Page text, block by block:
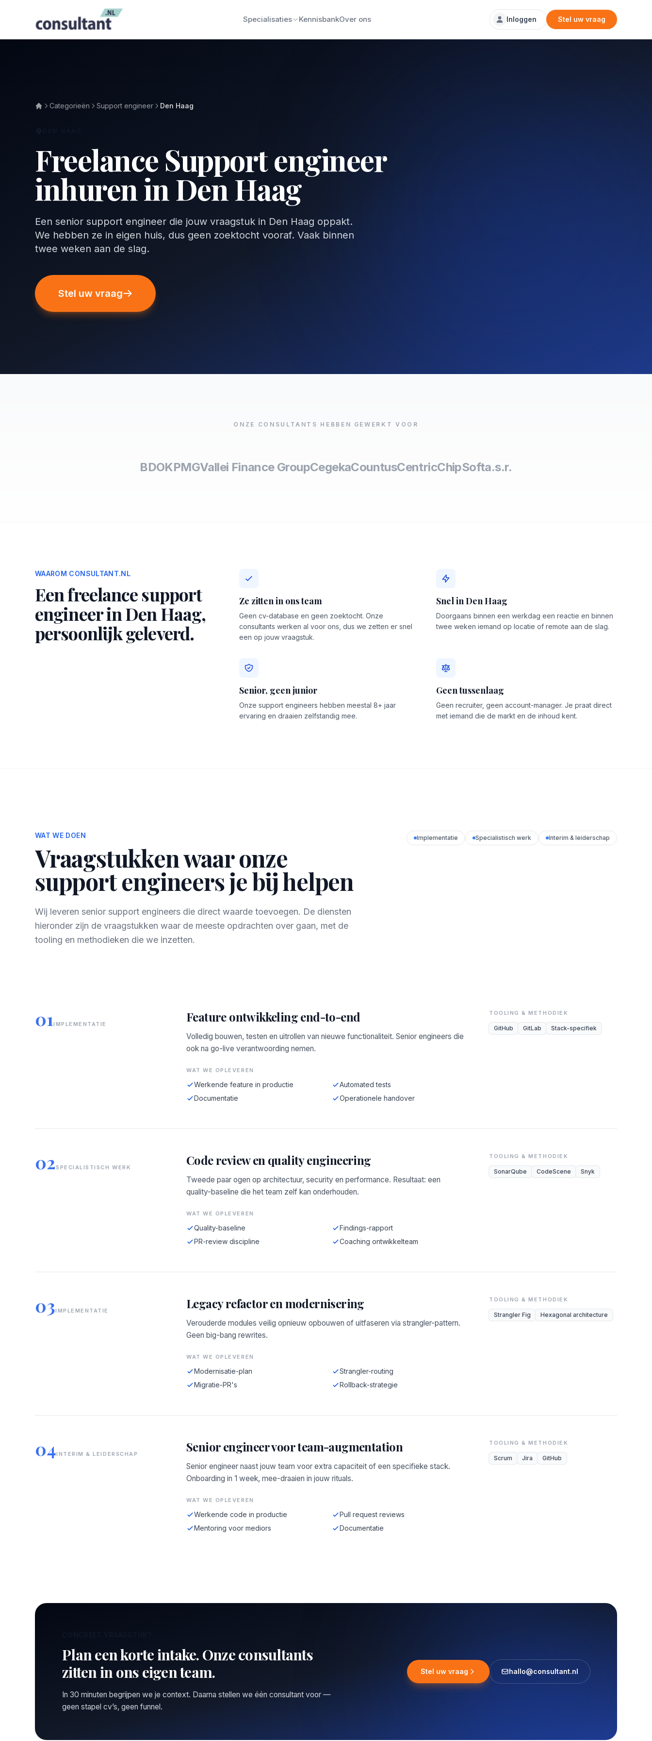
Specialisaties KennisbankOver ons Inloggen Stel uw vraag
Categorieën Support engineer Den Haag
Freelance Support engineer
inhuren in Den Haag
Een senior support engineer die jouw vraagstuk in Den Haag oppakt.
We hebben ze in eigen huis, dus geen zoektocht vooraf. Vaak binnen
twee weken aan de slag.
Stel uw vraag
ONZE CONSULTANTS HEBBEN GEWERKT VOOR
BDOKPMGVallei Finance GroupCegekaCountusCentricChipSofta.s.r.
WAAROM CONSULTANT.NL
Een freelance support
engineer in Den Haag,
persoonlijk geleverd.
Ze zitten in ons team
Geen cv-database en geen zoektocht. Onze
consultants werken al voor ons, dus we zetten er snel
een op jouw vraagstuk.
Snel in Den Haag
Doorgaans binnen een werkdag een reactie en binnen
twee weken iemand op locatie of remote aan de slag.
Senior, geen junior
Onze support engineers hebben meestal 8+ jaar
ervaring en draaien zelfstandig mee.
Geen tussenlaag
Geen recruiter, geen account-manager. Je praat direct
met iemand die de markt en de inhoud kent.
WAT WE DOEN
Vraagstukken waar onze
support engineers je bij helpen
Wij leveren senior support engineers die direct waarde toevoegen. De diensten
hieronder zijn de vraagstukken waar de meeste opdrachten over gaan, met de
tooling en methodieken die we inzetten.
Implementatie Specialistisch werk Interim & leiderschap
01 IMPLEMENTATIE Feature ontwikkeling end-to-end
Volledig bouwen, testen en uitrollen van nieuwe functionaliteit. Senior engineers die
ook na go-live verantwoording nemen.
WAT WE OPLEVEREN
Werkende feature in productie
Automated tests
Documentatie
Operationele handover
TOOLING & METHODIEK
GitHub GitLab Stack-specifiek
02SPECIALISTISCH WERK Code review en quality engineering
Tweede paar ogen op architectuur, security en performance. Resultaat: een
quality-baseline die het team zelf kan onderhouden.
WAT WE OPLEVEREN
Quality-baseline
Findings-rapport
PR-review discipline
Coaching ontwikkelteam
TOOLING & METHODIEK
SonarQube CodeScene Snyk
03IMPLEMENTATIE Legacy refactor en modernisering
Verouderde modules veilig opnieuw opbouwen of uitfaseren via strangler-pattern.
Geen big-bang rewrites.
WAT WE OPLEVEREN
Modernisatie-plan
Strangler-routing
Migratie-PR's
Rollback-strategie
TOOLING & METHODIEK
Strangler Fig Hexagonal architecture
04INTERIM & LEIDERSCHAP Senior engineer voor team-augmentation
Senior engineer naast jouw team voor extra capaciteit of een specifieke stack.
Onboarding in 1 week, mee-draaien in jouw rituals.
WAT WE OPLEVEREN
Werkende code in productie
Pull request reviews
Mentoring voor mediors
Documentatie
TOOLING & METHODIEK
Scrum Jira GitHub
Plan een korte intake. Onze consultants
zitten in ons eigen team.
In 30 minuten begrijpen we je context. Daarna stellen we één consultant voor —
geen stapel cv’s, geen funnel.
Stel uw vraag hallo@consultant.nl